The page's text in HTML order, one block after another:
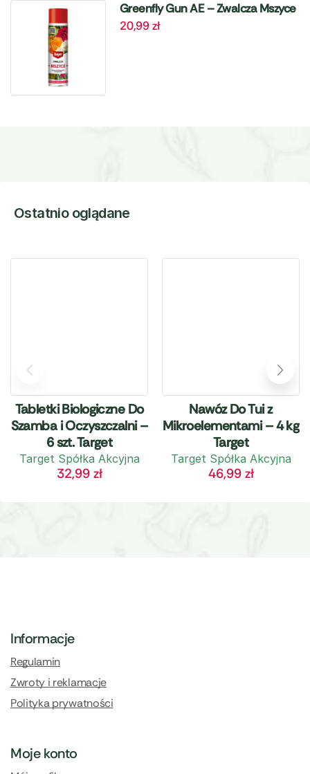
Greenfly Gun AE – Zwalcza Mszyce
– 405 ml Target
20,99zł
Ostatnio oglądane
Tabletki Biologiczne Do
Szamba i Oczyszczalni –
6 szt. Target
Target Spółka Akcyjna
32,99 zł
Nawóz Do Tui z
Mikroelementami – 4 kg
Target
Target Spółka Akcyjna
46,99 zł
Informacje
Regulamin
Zwroty i reklamacje
Polityka prywatności
Moje konto